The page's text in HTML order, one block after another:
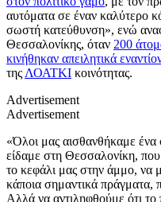
αυτόματα σε έναν καλύτερο
σωστή κατεύθυνση», ενώ
Θεσσαλονίκης, όταν 200
κινήθηκαν απειλητικά
της ΛΟΑΤΚΙ κοινότητας.
Advertisement
Advertisement
«Όλοι μας αισθανθήκαμε ένα
είδαμε στη Θεσσαλονίκη,
το κεφάλι μας στην άμμο, να
κάποια σημαντικά
Αλλά να αντιληφθούμε ότι το